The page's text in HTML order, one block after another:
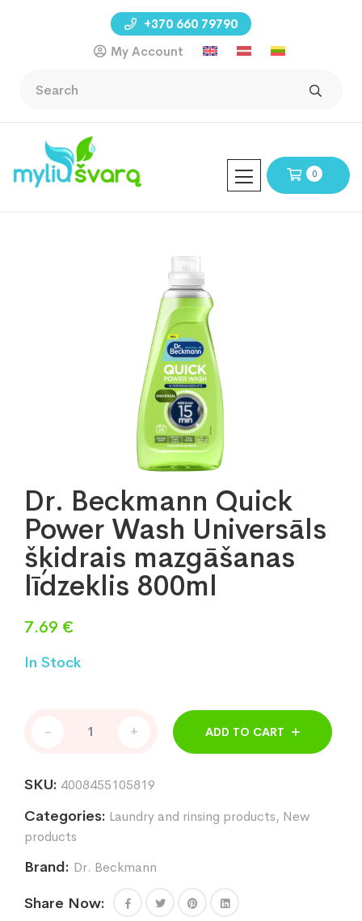
+370 660 79790
My Account
0
Dr. Beckmann Quick
Power Wash Universāls
šķidrais mazgāšanas
līdzeklis 800ml
7.69 €
In Stock
Beckmann
Wash
šķidrais
mazgāšanas
800ml
- + ADD TO CART
SKU: 4008455105819
Categories: Laundry and rinsing products, New
products
Brand: Dr. Beckmann
Share Now: